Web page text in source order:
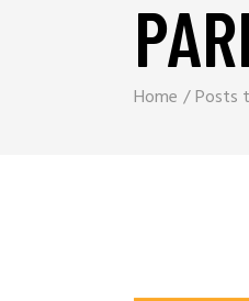
Home Posts